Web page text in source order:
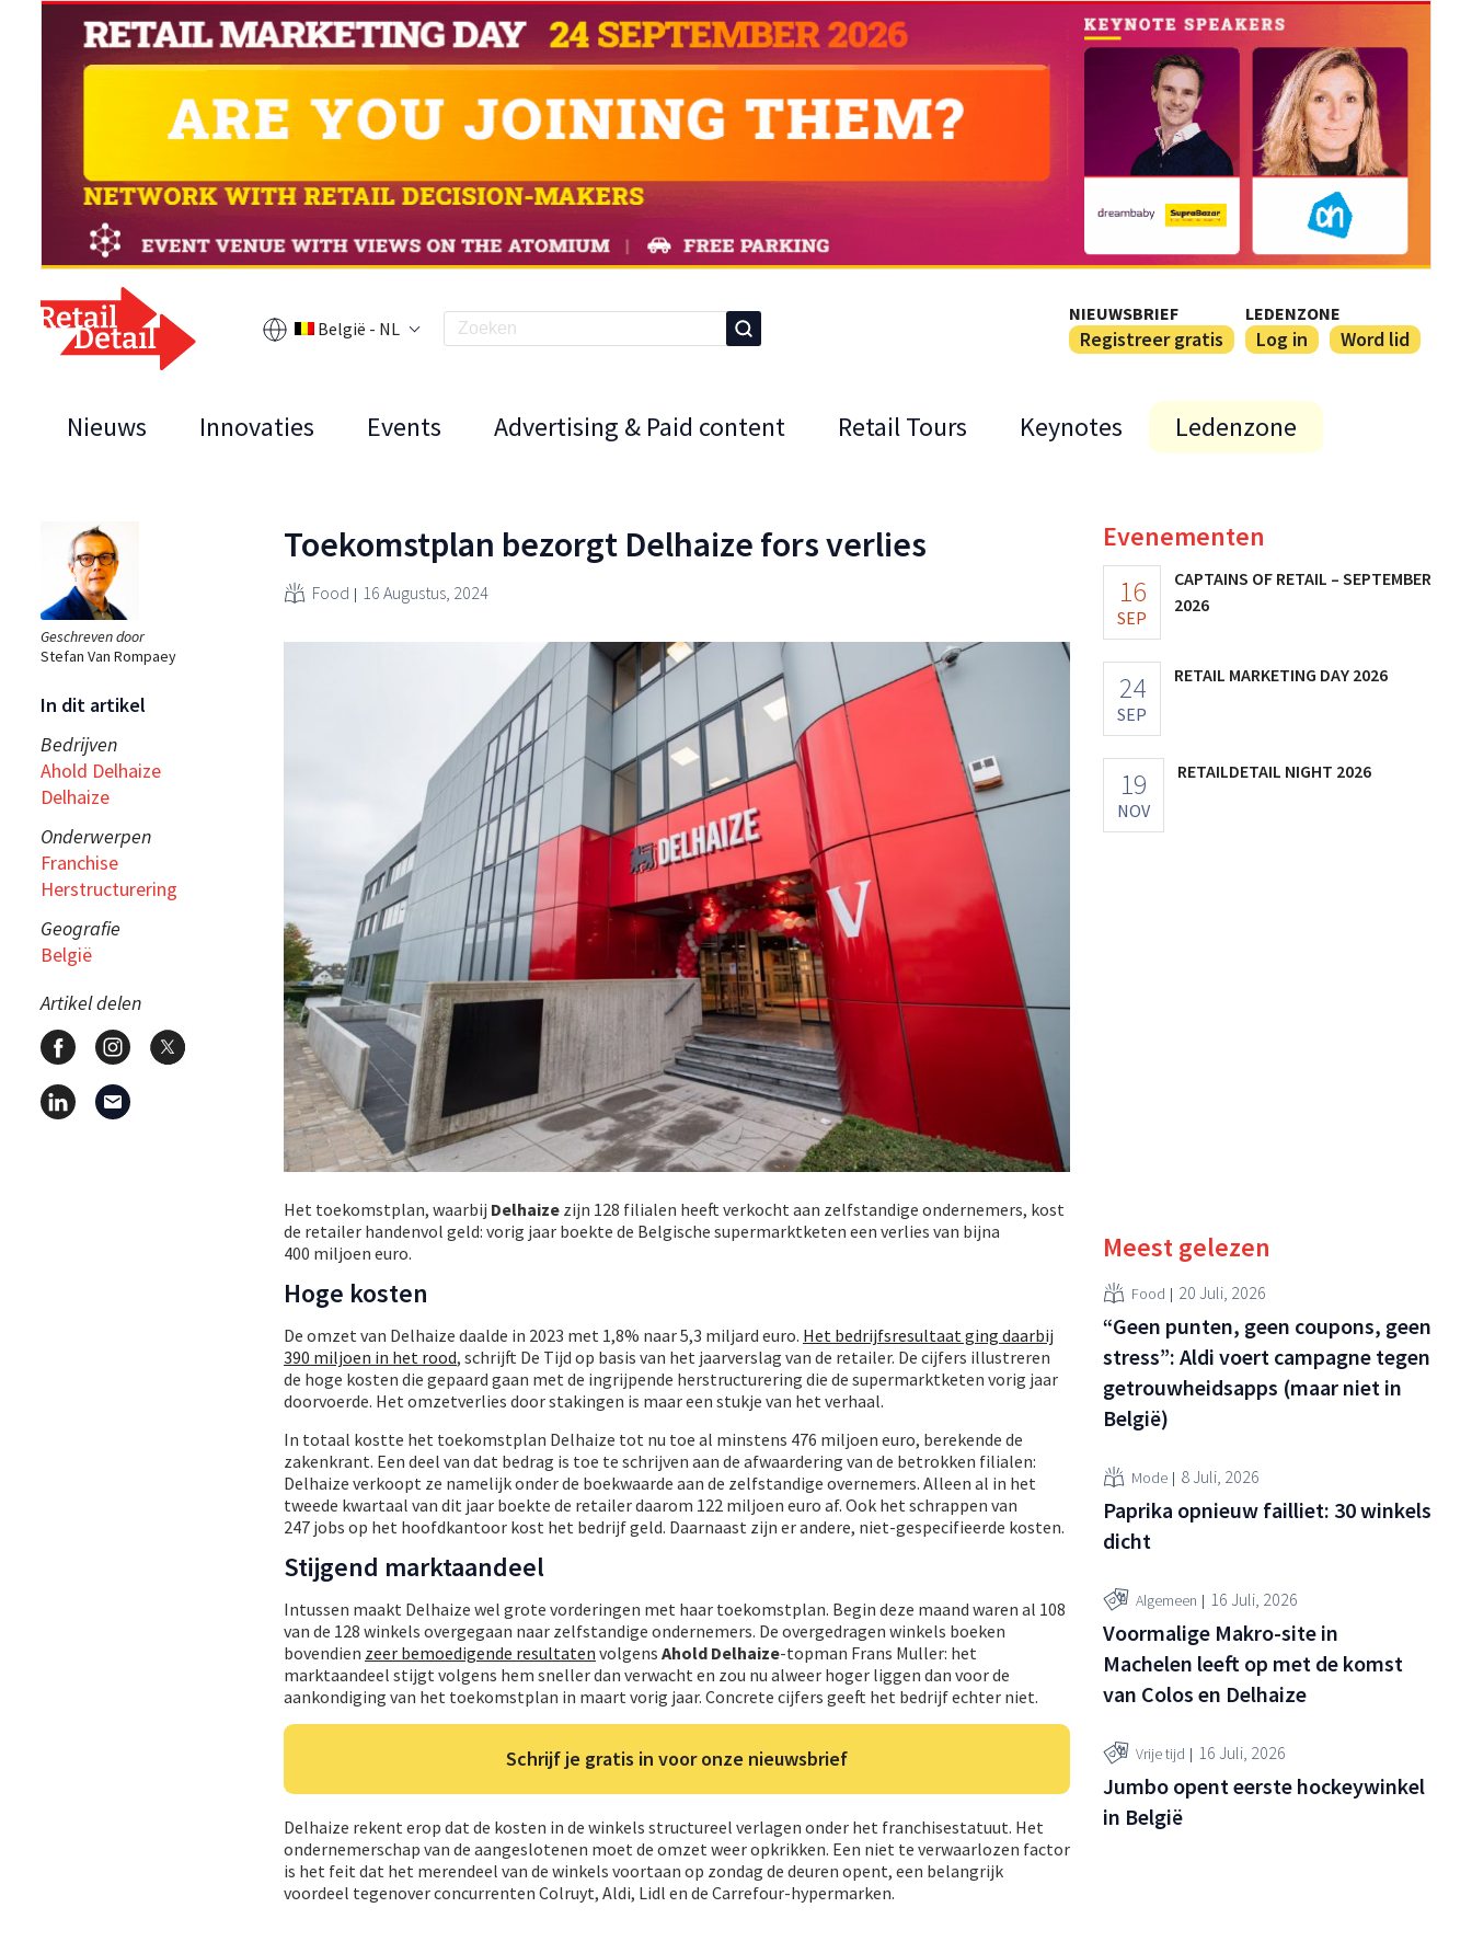
België - NL
NIEUWSBRIEF
Registreer gratis
LEDENZONE
Log in Word lid
Nieuws Innovaties Events Advertising & Paid content Retail Tours Keynotes Ledenzone
Geschreven door
Stefan Van Rompaey
In dit artikel
Bedrijven
Ahold Delhaize
Delhaize
Onderwerpen
Franchise
Herstructurering
Geografie
België
Artikel delen
Toekomstplan bezorgt Delhaize fors verlies
Food 16 Augustus, 2024
Het toekomstplan, waarbij Delhaize zijn 128 filialen heeft verkocht aan zelfstandige ondernemers, kost
de retailer handenvol geld: vorig jaar boekte de Belgische supermarktketen een verlies van bijna
400 miljoen euro.
Hoge kosten
De omzet van Delhaize daalde in 2023 met 1,8% naar 5,3 miljard euro. Het bedrijfsresultaat ging daarbij
390 miljoen in het rood, schrijft De Tijd op basis van het jaarverslag van de retailer. De cijfers illustreren
de hoge kosten die gepaard gaan met de ingrijpende herstructurering die de supermarktketen vorig jaar
doorvoerde. Het omzetverlies door stakingen is maar een stukje van het verhaal.
In totaal kostte het toekomstplan Delhaize tot nu toe al minstens 476 miljoen euro, berekende de
zakenkrant. Een deel van dat bedrag is toe te schrijven aan de afwaardering van de betrokken filialen:
Delhaize verkoopt ze namelijk onder de boekwaarde aan de zelfstandige overnemers. Alleen al in het
tweede kwartaal van dit jaar boekte de retailer daarom 122 miljoen euro af. Ook het schrappen van
247 jobs op het hoofdkantoor kost het bedrijf geld. Daarnaast zijn er andere, niet-gespecifieerde kosten.
Stijgend marktaandeel
Intussen maakt Delhaize wel grote vorderingen met haar toekomstplan. Begin deze maand waren al 108
van de 128 winkels overgegaan naar zelfstandige ondernemers. De overgedragen winkels boeken
bovendien zeer bemoedigende resultaten volgens Ahold Delhaize-topman Frans Muller: het
marktaandeel stijgt volgens hem sneller dan verwacht en zou nu alweer hoger liggen dan voor de
aankondiging van het toekomstplan in maart vorig jaar. Concrete cijfers geeft het bedrijf echter niet.
Schrijf je gratis in voor onze nieuwsbrief
Delhaize rekent erop dat de kosten in de winkels structureel verlagen onder het franchisestatuut. Het
ondernemerschap van de aangeslotenen moet de omzet weer opkrikken. Een niet te verwaarlozen factor
is het feit dat het merendeel van de winkels voortaan op zondag de deuren opent, een belangrijk
voordeel tegenover concurrenten Colruyt, Aldi, Lidl en de Carrefour-hypermarken.
Evenementen
16
SEP
CAPTAINS OF RETAIL – SEPTEMBER
2026
24
SEP
RETAIL MARKETING DAY 2026
19
NOV
RETAILDETAIL NIGHT 2026
Meest gelezen
Food 20 Juli, 2026
“Geen punten, geen coupons, geen
stress”: Aldi voert campagne tegen
getrouwheidsapps (maar niet in
België)
Mode 8 Juli, 2026
Paprika opnieuw failliet: 30 winkels
dicht
Algemeen 16 Juli, 2026
Voormalige Makro-site in
Machelen leeft op met de komst
van Colos en Delhaize
Vrije tijd 16 Juli, 2026
Jumbo opent eerste hockeywinkel
in België